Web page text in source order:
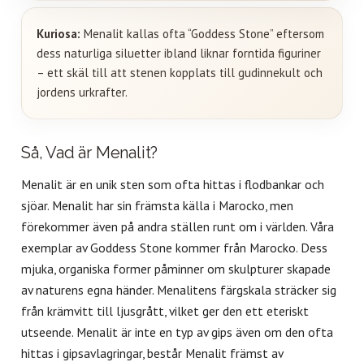
Kuriosa: Menalit kallas ofta “Goddess Stone” eftersom
dess naturliga siluetter ibland liknar forntida figuriner
– ett skäl till att stenen kopplats till gudinnekult och
jordens urkrafter.
Så, Vad är Menalit?
Menalit är en unik sten som ofta hittas i flodbankar och
sjöar. Menalit har sin främsta källa i Marocko, men
förekommer även på andra ställen runt om i världen. Våra
exemplar av Goddess Stone kommer från Marocko. Dess
mjuka, organiska former påminner om skulpturer skapade
av naturens egna händer. Menalitens färgskala sträcker sig
från krämvitt till ljusgrått, vilket ger den ett eteriskt
utseende. Menalit är inte en typ av gips även om den ofta
hittas i gipsavlagringar, består Menalit främst av